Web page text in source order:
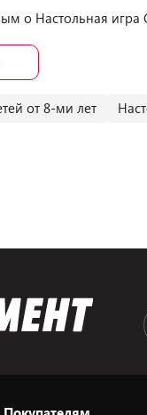
о Настольная
от 8-ми лет